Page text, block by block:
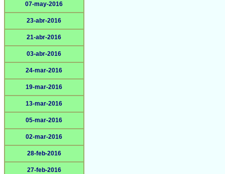
07-may-2016
23-abr-2016
21-abr-2016
03-abr-2016
24-mar-2016
19-mar-2016
13-mar-2016
05-mar-2016
02-mar-2016
28-feb-2016
27-feb-2016